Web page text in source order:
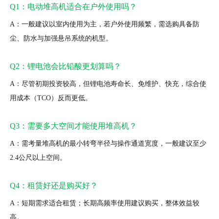
Q1：电动堆高机适合在户外使用吗？
A：一般建议以室内使用为主，若户外使用频繁，需选购具备防
尘、防水与加强悬吊系统的机型。
Q2：锂电池会比铅酸更划算吗？
A：尽管初期投资较高，但锂电池寿命长、免维护、快充，综合使
用成本（TCO）反而更低。
Q3：需要多大空间才能使用堆高机？
A：需考量堆高机的最小转弯半径与操作通道宽度，一般建议至少
2.4公尺以上空间。
Q4：租赁好还是购买好？
A：短期需求适合租赁；长期高频率使用建议购买，整体效益较
高。